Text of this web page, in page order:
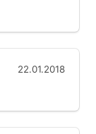
22.01.2018